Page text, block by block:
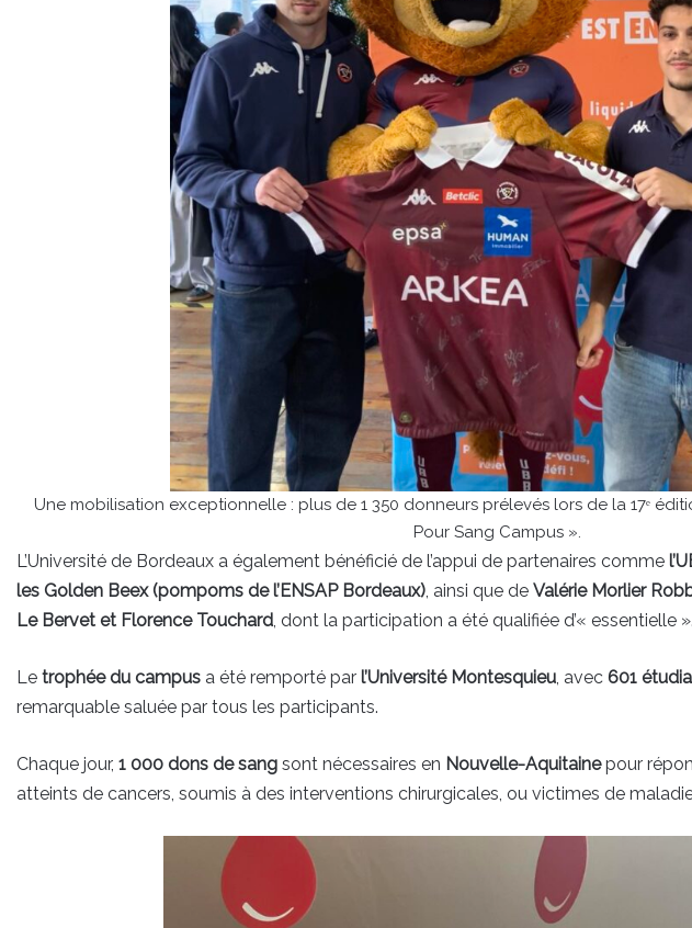
Une mobilisation exceptionnelle : plus de 1 350 donneurs prélevés lors de la 17ᵉ
Pour Sang Campus ».
L’Université de Bordeaux a également bénéficié de l’appui de partenaires comme
les Golden Beex (pompoms de l’ENSAP Bordeaux), ainsi que de Valérie Morlier
Le Bervet et Florence Touchard, dont la participation a été qualifiée d’« essentielle ».
Le trophée du campus a été remporté par l’Université Montesquieu, avec 601
remarquable saluée par tous les participants.
Chaque jour, 1 000 dons de sang sont nécessaires en Nouvelle-Aquitainepour
atteints de cancers, soumis à des interventions chirurgicales, ou victimes de